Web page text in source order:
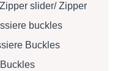
slider/ Zipper
buckles
Buckles